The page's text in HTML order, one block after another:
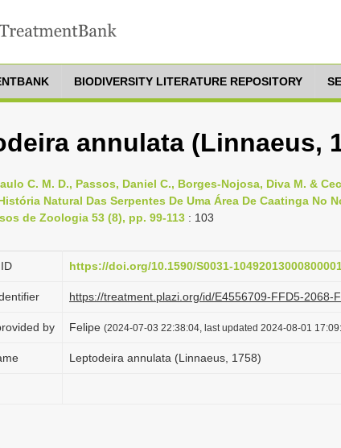
BIODIVERSITY LITERATURE REPOSITORY
annulata (Linnaeus,
C. M. D., Passos, Daniel C., Borges-Nojosa, Diva M. &
Natural Das Serpentes De Uma Área De Caatinga No
de Zoologia 53 (8), pp. 99-113 : 103
https://doi.org/10.1590/S0031-
https://treatment.plazi.org/id/E4556709-FFD5-2068-
by Felipe (2024-07-03 22:38:04, last updated 2024-08-01
Leptodeira annulata (Linnaeus, 1758)